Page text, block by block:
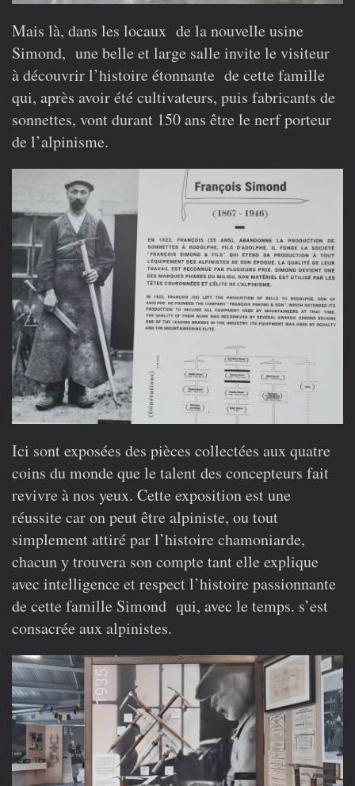
Mais là, dans les locaux de la nouvelle usine
Simond, une belle et large salle invite le visiteur
à découvrir l’histoire étonnante de cette famille
qui, après avoir été cultivateurs, puis fabricants de
sonnettes, vont durant 150 ans être le nerf porteur
de l’alpinisme.
Ici sont exposées des pièces collectées aux quatre
coins du monde que le talent des concepteurs fait
revivre à nos yeux. Cette exposition est une
réussite car on peut être alpiniste, ou tout
simplement attiré par l’histoire chamoniarde,
chacun y trouvera son compte tant elle explique
avec intelligence et respect l’histoire passionnante
de cette famille Simond qui, avec le temps. s’est
consacrée aux alpinistes.